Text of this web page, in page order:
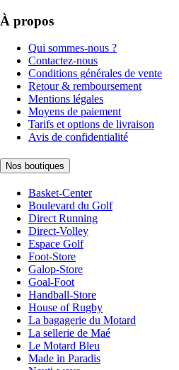
À propos
Qui sommes-nous ?
Contactez-nous
Conditions générales de vente
Retour & remboursement
Mentions légales
Moyens de paiement
Tarifs et options de livraison
Avis de confidentialité
Nos boutiques
Basket-Center
Boulevard du Golf
Direct Running
Direct-Volley
Espace Golf
Foot-Store
Galop-Store
Goal-Foot
Handball-Store
House of Rugby
La bagagerie du Motard
La sellerie de Maé
Le Motard Bleu
Made in Paradis